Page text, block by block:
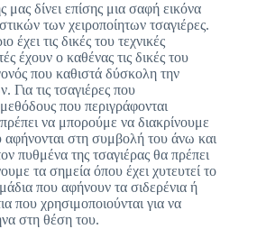
δίνει επίσης μια σαφή εικόνα
των χειροποίητων τσαγιέρες.
τις δικές του τεχνικές
έχουν ο καθένας τις δικές του
που καθιστά δύσκολη την
Για τις τσαγιέρες που
που περιγράφονται
να μπορούμε να διακρίνουμε
αφήνονται στη συμβολή του άνω και
πυθμένα της τσαγιέρας θα πρέπει
τα σημεία όπου έχει χυτευτεί το
που αφήνουν τα σιδερένια ή
που χρησιμοποιούνται για να
στη θέση του.